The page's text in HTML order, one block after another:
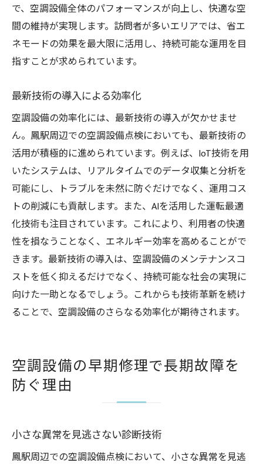
で、空調設備全体のパフォーマンスが向上し、快適な空
間の維持が実現します。訪問者が多いエリアでは、省エ
ネモードの効果を最大限に活用し、持続可能な運用を目
指すことが求められています。
最新技術の導入による効率化
空調設備の効率化には、最新技術の導入が欠かせませ
ん。鳳駅周辺での空調設備点検においても、最新技術の
活用が積極的に進められています。例えば、IoT技術を用
いたシステムは、リアルタイムでのデータ収集と分析を
可能にし、トラブルを未然に防ぐだけでなく、運用コス
トの削減にも貢献します。また、AIを活用した運転最適
化技術も注目されています。これにより、利用者の快適
性を損なうことなく、エネルギー効率を高めることがで
きます。最新技術の導入は、空調設備のメンテナンスコ
ストを低く抑えるだけでなく、持続可能な社会の実現に
向けた一助となるでしょう。これからも技術革新を続け
ることで、空調設備のさらなる効率化が期待されます。
空調設備の早期修理で長期故障を
防ぐ理由
小さな異常を見逃さない診断技術
鳳駅周辺での空調設備点検において、小さな異常を見逃